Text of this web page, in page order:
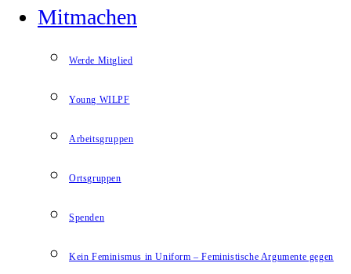
Mitmachen
Werde Mitglied
Young WILPF
Arbeitsgruppen
Ortsgruppen
Spenden
Kein Feminismus in Uniform – Feministische Argumente gegen